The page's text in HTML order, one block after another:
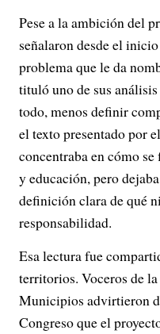
Pese a la ambición del
señalaron desde el
problema que le da
tituló uno de sus
todo, menos definir
el texto presentado por
concentraba en cómo
y educación, pero
definición clara de qué
responsabilidad.
Esa lectura fue
territorios. Voceros de
Municipios advirtieron
Congreso que el